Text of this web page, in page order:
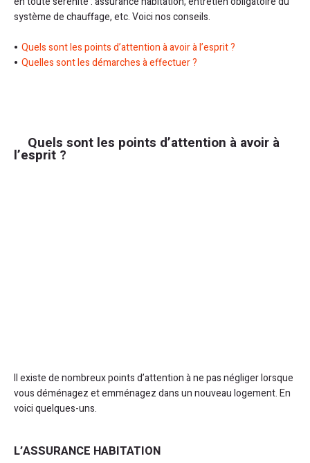
système de chauffage, etc. Voici nos conseils.
Quels sont les points d’attention à avoir à l’esprit ?
Quelles sont les démarches à effectuer ?
Quels sont les points d’attention à avoir à
l’esprit ?
Il existe de nombreux points d’attention à ne pas négliger lorsque
vous déménagez et emménagez dans un nouveau logement. En
voici quelques-uns.
L’ASSURANCE HABITATION